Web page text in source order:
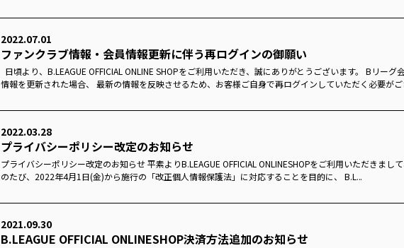
2022.07.01
ファンクラブ情報・会員情報更新に伴う再ログインの御願い
日頃より、B.LEAGUE OFFICIAL ONLINE SHOPをご利用いただき、誠にありがとうございます。 Bリー
情報を更新された場合、 最新の情報を反映させるため、お客様ご自身で再ログインしていただく必要がご
2022.03.28
プライバシーポリシー改定のお知らせ
プライバシーポリシー改定のお知らせ 平素よりB.LEAGUE OFFICIAL ONLINESHOPをご利用いただきまし
のたび、2022年4月1日(金)から施行の「改正個人情報保護法」に対応することを目的に、 B.L...
2021.09.30
B.LEAGUE OFFICIAL ONLINESHOP決済方法追加のお知らせ